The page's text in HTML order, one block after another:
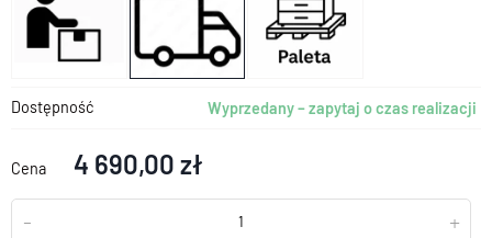
Dostępność Wyprzedany – zapytaj o czas realizacji
Cena 4 690,00 zł
- +